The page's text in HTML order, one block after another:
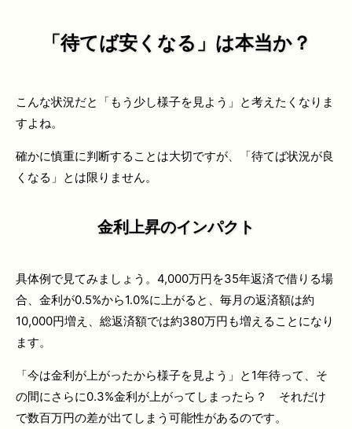
「待てば安くなる」は本当か？
こんな状況だと「もう少し様子を見よう」と考えたくなりま
すよね。
確かに慎重に判断することは大切ですが、「待てば状況が良
くなる」とは限りません。
金利上昇のインパクト
具体例で見てみましょう。4,000万円を35年返済で借りる場
合、金利が0.5%から1.0%に上がると、毎月の返済額は約
10,000円増え、総返済額では約380万円も増えることになり
ます。
「今は金利が上がったから様子を見よう」と1年待って、そ
の間にさらに0.3%金利が上がってしまったら？ それだけ
で数百万円の差が出てしまう可能性があるのです。